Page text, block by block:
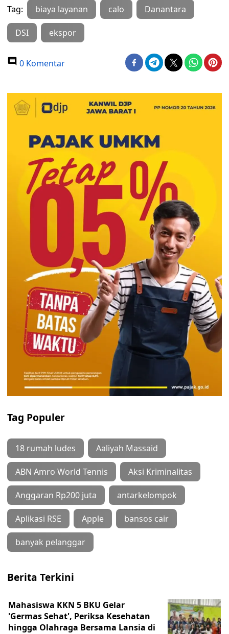
Tag: biaya layanan calo Danantara
DSI ekspor
0 Komentar
Tag Populer
18 rumah ludes Aaliyah Massaid
ABN Amro World Tennis Aksi Kriminalitas
Anggaran Rp200 juta antarkelompok
Aplikasi RSE Apple bansos cair
banyak pelanggar
Berita Terkini
Mahasiswa KKN 5 BKU Gelar
'Germas Sehat', Periksa Kesehatan
hingga Olahraga Bersama Lansia di